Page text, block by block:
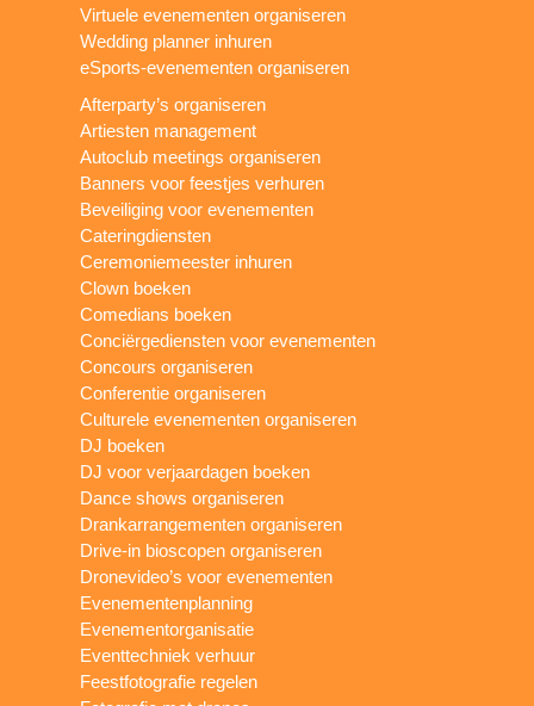
Virtuele evenementen organiseren
Wedding planner inhuren
eSports-evenementen organiseren
Afterparty’s organiseren
Artiesten management
Autoclub meetings organiseren
Banners voor feestjes verhuren
Beveiliging voor evenementen
Cateringdiensten
Ceremoniemeester inhuren
Clown boeken
Comedians boeken
Conciërgediensten voor evenementen
Concours organiseren
Conferentie organiseren
Culturele evenementen organiseren
DJ boeken
DJ voor verjaardagen boeken
Dance shows organiseren
Drankarrangementen organiseren
Drive-in bioscopen organiseren
Dronevideo’s voor evenementen
Evenementenplanning
Evenementorganisatie
Eventtechniek verhuur
Feestfotografie regelen